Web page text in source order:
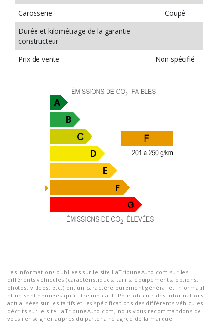
Carosserie
Coupé
Durée et kilométrage de la garantie
constructeur
Prix de vente
Non spécifié
Les informations publiées sur le site LaTribuneAuto.com sur les
différents véhicules (caractéristiques, tarifs, équipements, options,
photos, vidéos, etc.) ont un caractère purement général et informatif
et ne sont données qu'à titre indicatif. Pour obtenir des informations
actualisées sur les tarifs et les spécifications des différents véhicules
décrits sur le site LaTribuneAuto.com, nous vous recommandons de
vous renseigner auprès du partenaire agréé de la marque.